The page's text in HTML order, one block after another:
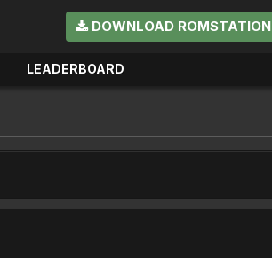
DOWNLOAD ROMSTATION
LEADERBOARD